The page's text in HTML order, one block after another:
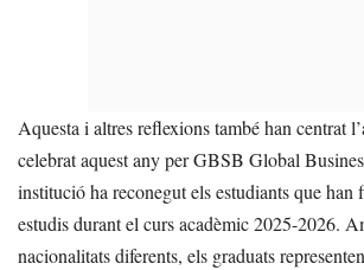
Aquesta i altres reflexions també han centrat
celebrat aquest any per GBSB Global
institució ha reconegut els estudiants que han
estudis durant el curs acadèmic 2025-2026.
nacionalitats diferents, els graduats